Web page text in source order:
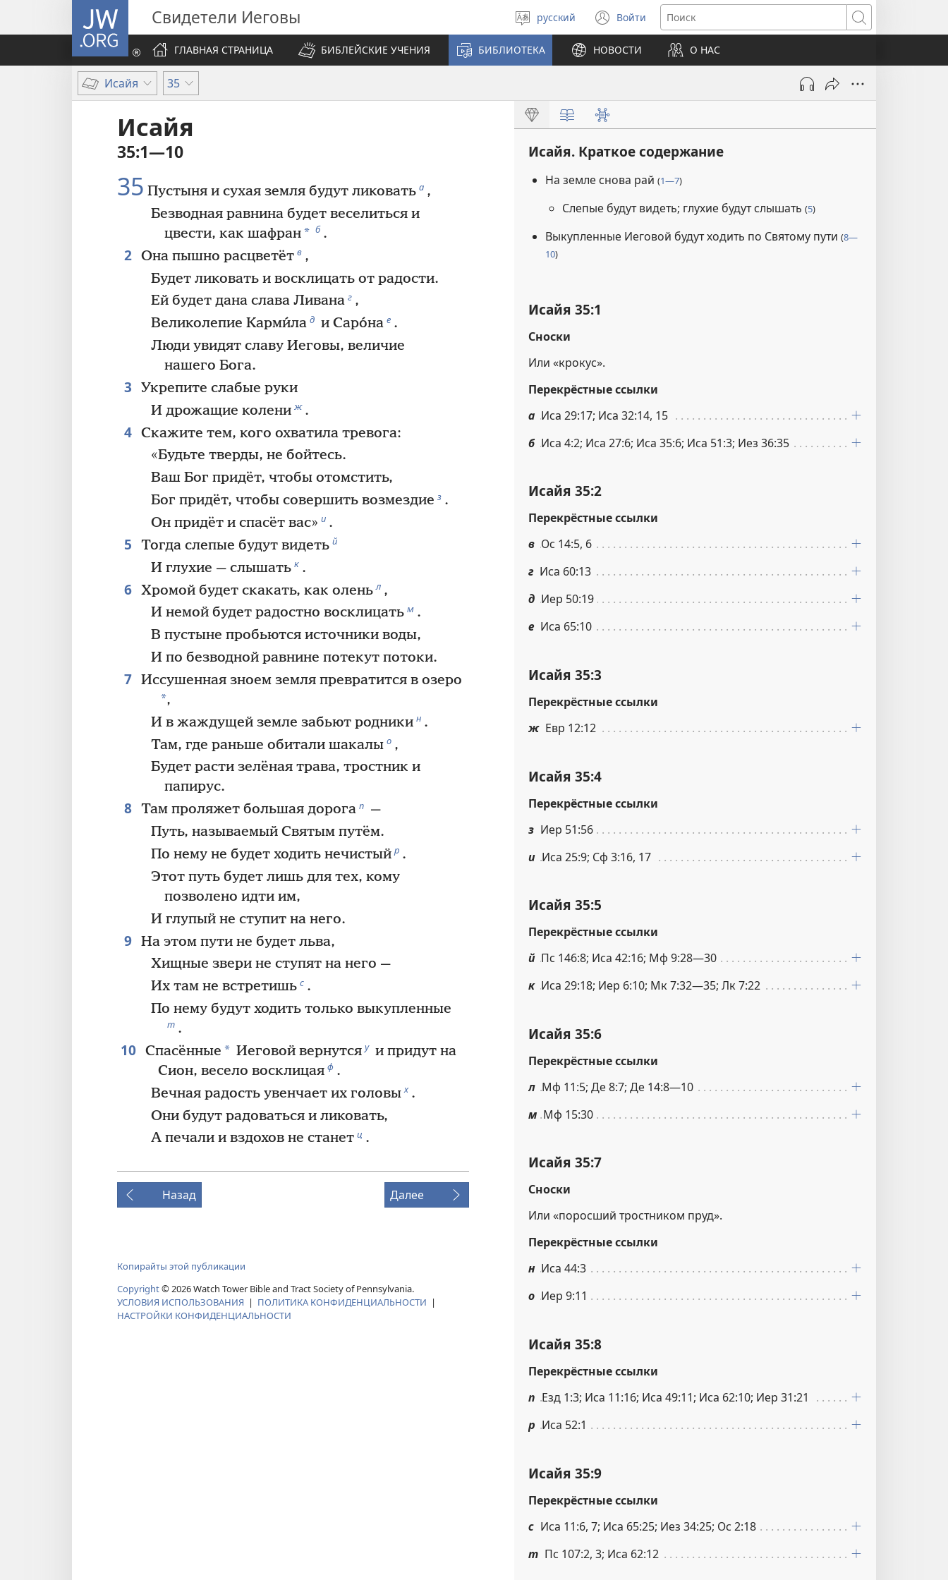
JW.ORG Свидетели Иеговы
Выберите
язык
русский Войти
(открывается
в
новом
окне)
Поиск
ГЛАВНАЯ СТРАНИЦА
БИБЛЕЙСКИЕ УЧЕНИЯ БИБЛИОТЕКА НОВОСТИ О НАС
Исайя 35
Исайя
35:1—10
35 Пустыня и сухая земля будут ликовать а ,
Безводная равнина будет веселиться и
цвести, как шафран* б .
2 Она пышно расцветёт в ,
Будет ликовать и восклицать от радости.
Ей будет дана слава Ливана г ,
Великолепие Карми́ла д и Саро́на е .
Люди увидят славу Иеговы, величие
нашего Бога.
3
Укрепите слабые руки
И дрожащие колени ж .
4 Скажите тем, кого охватила тревога:
«Будьте тверды, не бойтесь.
Ваш Бог придёт, чтобы отомстить,
Бог придёт, чтобы совершить возмездие з .
Он придёт и спасёт вас» и .
5 Тогда слепые будут видеть й
И глухие — слышать к .
6 Хромой будет скакать, как олень л ,
И немой будет радостно восклицать м .
В пустыне пробьются источники воды,
И по безводной равнине потекут потоки.
7 Иссушенная зноем земля превратится в озеро
*,
И в жаждущей земле забьют родники н .
Там, где раньше обитали шакалы о ,
Будет расти зелёная трава, тростник и
папирус.
8 Там проляжет большая дорога п —
Путь, называемый Святым путём.
По нему не будет ходить нечистый р .
Этот путь будет лишь для тех, кому
позволено идти им,
И глупый не ступит на него.
9 На этом пути не будет льва,
Хищные звери не ступят на него —
Их там не встретишь с .
По нему будут ходить только выкупленные
т .
10 Спасённые * Иеговой вернутся у и придут на
Сион, весело восклицая ф .
Вечная радость увенчает их головы х .
Они будут радоваться и ликовать,
А печали и вздохов не станет ц .
Назад Далее
Копирайты этой публикации
Copyright©2026Watch Tower Bible and Tract Society of Pennsylvania.
УСЛОВИЯ ИСПОЛЬЗОВАНИЯ | ПОЛИТИКА КОНФИДЕНЦИАЛЬНОСТИ |
НАСТРОЙКИ КОНФИДЕНЦИАЛЬНОСТИ
Исайя. Краткое содержание
На земле снова рай (1—7)
Слепые будут видеть; глухие будут слышать (5)
Выкупленные Иеговой будут ходить по Святому пути (8—
10)
Исайя 35:1
Сноски
Или «крокус».
Перекрёстные ссылки
а Иса 29:17; Иса 32:14, 15
б Иса 4:2; Иса 27:6; Иса 35:6; Иса 51:3; Иез 36:35
Исайя 35:2
Перекрёстные ссылки
в Ос 14:5, 6
г Иса 60:13
д Иер 50:19
е Иса 65:10
Исайя 35:3
Перекрёстные ссылки
ж Евр 12:12
Исайя 35:4
Перекрёстные ссылки
з Иер 51:56
и Иса 25:9; Сф 3:16, 17
Исайя 35:5
Перекрёстные ссылки
й Пс 146:8; Иса 42:16; Мф 9:28—30
к Иса 29:18; Иер 6:10; Мк 7:32—35; Лк 7:22
Исайя 35:6
Перекрёстные ссылки
л Мф 11:5; Де 8:7; Де 14:8—10
м Мф 15:30
Исайя 35:7
Сноски
Или «поросший тростником пруд».
Перекрёстные ссылки
н Иса 44:3
о Иер 9:11
Исайя 35:8
Перекрёстные ссылки
п Езд 1:3; Иса 11:16; Иса 49:11; Иса 62:10; Иер 31:21
р Иса 52:1
Исайя 35:9
Перекрёстные ссылки
с Иса 11:6, 7; Иса 65:25; Иез 34:25; Ос 2:18
т Пс 107:2, 3; Иса 62:12